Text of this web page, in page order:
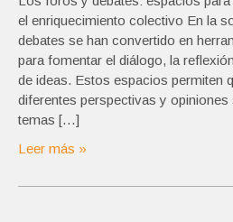
el enriquecimiento colectivo En la
debates se han convertido en
para fomentar el diálogo, la
de ideas. Estos espacios permiten
diferentes perspectivas y opiniones
temas […]
Leer más »